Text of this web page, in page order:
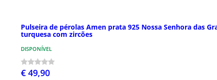
Pulseira de pérolas Amen prata 925 Nossa Senhora das
turquesa com zircões
DISPONÍVEL
€ 49,90